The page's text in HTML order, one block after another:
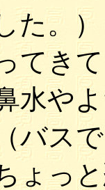
た。
てき
水や
バス
ょっ